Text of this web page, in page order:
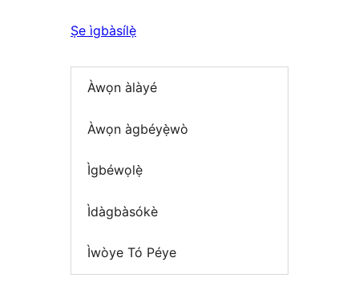
Ṣe ìgbàsílẹ̀
Àwọn àlàyé
Àwọn àgbéyẹ̀wò
Ìgbéwọlẹ̀
Ìdàgbàsókè
Ìwòye Tó Péye